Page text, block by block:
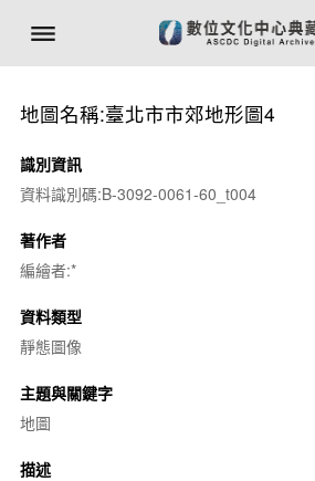
地圖名稱:臺北市市郊地形圖4
識別資訊
資料識別碼:B-3092-0061-60_t004
著作者
編繪者:*
資料類型
靜態圖像
主題與關鍵字
地圖
描述